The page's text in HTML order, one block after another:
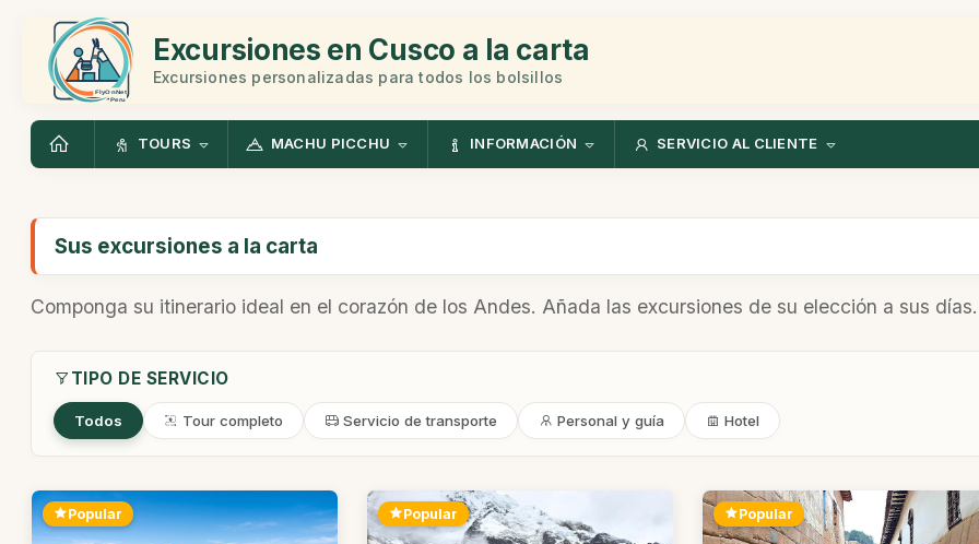
Excursiones en Cusco a la carta
Excursiones personalizadas para todos los bolsillos
TOURS MACHU PICCHU INFORMACIÓN SERVICIO AL CLIENTE
Sus excursiones a la carta
Componga su itinerario ideal en el corazón de los Andes. Añada las excursiones de su elección a sus días.
TIPO DE SERVICIO
Todos Tour completo Servicio de transporte Personal y guía Hotel
Popular Popular Popular